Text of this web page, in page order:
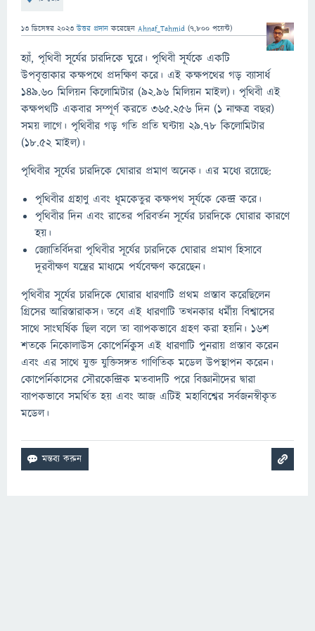
13 ডিসেম্বর 2023 উত্তর প্রদান করেছেন Ahnaf_Tahmid (7,800 পয়েন্ট)
হ্যাঁ, পৃথিবী সূর্যের চারদিকে ঘুরে। পৃথিবী সূর্যকে একটি
উপবৃত্তাকার কক্ষপথে প্রদক্ষিণ করে। এই কক্ষপথের গড় ব্যাসার্ধ
১৪৯.৬০ মিলিয়ন কিলোমিটার (৯২.৯৬ মিলিয়ন মাইল)। পৃথিবী এই
কক্ষপথটি একবার সম্পূর্ণ করতে ৩৬৫.২৫৬ দিন (১ নাক্ষত্র বছর)
সময় লাগে। পৃথিবীর গড় গতি প্রতি ঘন্টায় ২৯.৭৮ কিলোমিটার
(১৮.৫২ মাইল)।
পৃথিবীর সূর্যের চারদিকে ঘোরার প্রমাণ অনেক। এর মধ্যে রয়েছে:
পৃথিবীর গ্রহাণু এবং ধূমকেতুর কক্ষপথ সূর্যকে কেন্দ্র করে।
পৃথিবীর দিন এবং রাতের পরিবর্তন সূর্যের চারদিকে ঘোরার কারণে
হয়।
জ্যোতির্বিদরা পৃথিবীর সূর্যের চারদিকে ঘোরার প্রমাণ হিসাবে
দূরবীক্ষণ যন্ত্রের মাধ্যমে পর্যবেক্ষণ করেছেন।
পৃথিবীর সূর্যের চারদিকে ঘোরার ধারণাটি প্রথম প্রস্তাব করেছিলেন
গ্রিসের আরিস্তারাকস। তবে এই ধারণাটি তখনকার ধর্মীয় বিশ্বাসের
সাথে সাংঘর্ষিক ছিল বলে তা ব্যাপকভাবে গ্রহণ করা হয়নি। ১৬শ
শতকে নিকোলাউস কোপের্নিকুস এই ধারণাটি পুনরায় প্রস্তাব করেন
এবং এর সাথে যুক্ত যুক্তিসঙ্গত গাণিতিক মডেল উপস্থাপন করেন।
কোপের্নিকাসের সৌরকেন্দ্রিক মতবাদটি পরে বিজ্ঞানীদের দ্বারা
ব্যাপকভাবে সমর্থিত হয় এবং আজ এটিই মহাবিশ্বের সর্বজনস্বীকৃত
মডেল।